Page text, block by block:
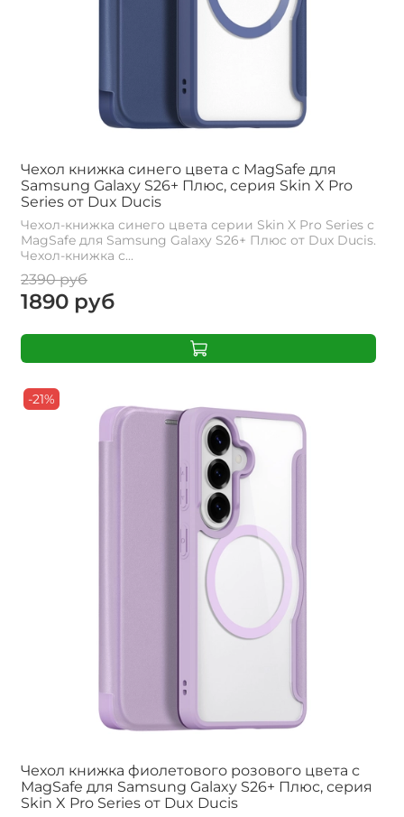
Чехол книжка синего цвета с MagSafe для
Samsung Galaxy S26+ Плюс, серия Skin X Pro
Series от Dux Ducis
Чехол-книжка синего цвета серии Skin X Pro Series с
MagSafe для Samsung Galaxy S26+ Плюс от Dux Ducis.
Чехол-книжка с...
2390 руб
1890 руб
-21%
Чехол книжка фиолетового розового цвета с
MagSafe для Samsung Galaxy S26+ Плюс, серия
Skin X Pro Series от Dux Ducis